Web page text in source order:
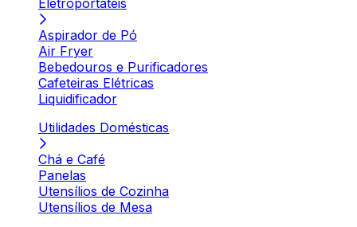
Eletroportáteis
Aspirador de Pó
Air Fryer
Bebedouros e Purificadores
Cafeteiras Elétricas
Liquidificador
Utilidades Domésticas
Chá e Café
Panelas
Utensílios de Cozinha
Utensílios de Mesa